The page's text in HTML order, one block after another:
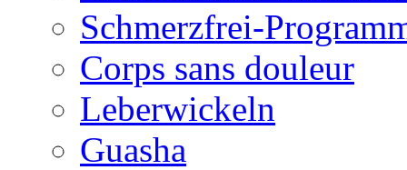
Schmerzfrei-
Corps sans douleur
Leberwickeln
Guasha